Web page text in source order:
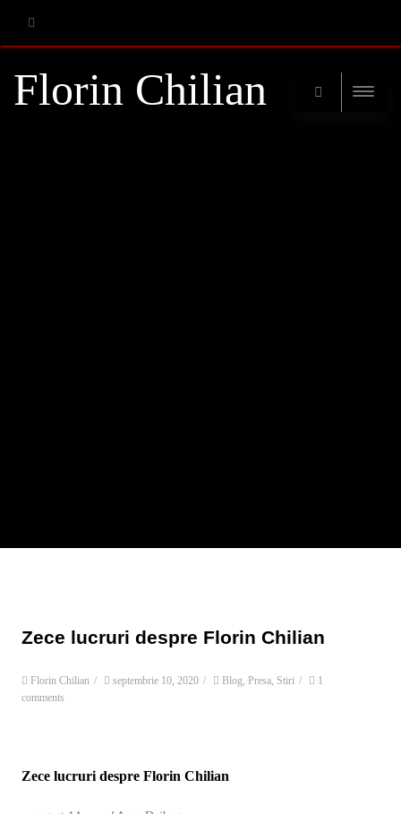
Florin Chilian
Zece lucruri despre Florin Chilian
Florin Chilian / septembrie 10, 2020 / Blog Presa Stiri /
1
comments
Zece lucruri despre Florin Chilian